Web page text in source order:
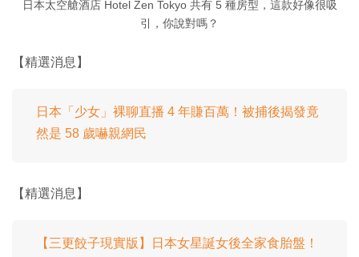
日本太空艙酒店 Hotel Zen Tokyo 共有 5 種房型，這款好像很吸
引，你說對嗎？
【精選消息】
日本「少女」裸聊直播 4 年賺百萬！被捕後揭發竟
然是 58 歲嚇親網民
【精選消息】
【三更餃子現實版】日本女星誕女後全家食胎盤！